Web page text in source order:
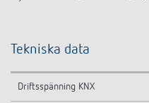
Tekniska data
Driftsspänning KNX